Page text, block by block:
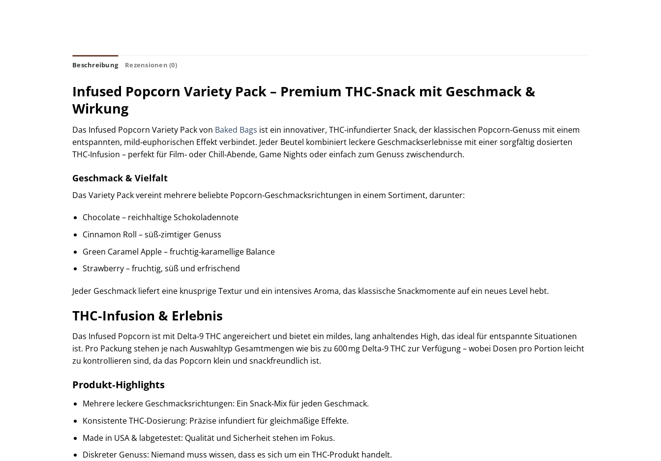
Beschreibung Rezensionen (0)
Infused Popcorn Variety Pack – Premium THC‑Snack mit Geschmack &
Wirkung
Das Infused Popcorn Variety Pack von Baked Bags ist ein innovativer, THC‑infundierter Snack, der klassischen Popcorn‑Genuss mit einem
entspannten, mild‑euphorischen Effekt verbindet. Jeder Beutel kombiniert leckere Geschmackserlebnisse mit einer sorgfältig dosierten
THC‑Infusion – perfekt für Film‑ oder Chill‑Abende, Game Nights oder einfach zum Genuss zwischendurch.
Geschmack & Vielfalt
Das Variety Pack vereint mehrere beliebte Popcorn‑Geschmacksrichtungen in einem Sortiment, darunter:
Chocolate – reichhaltige Schokoladennote
Cinnamon Roll – süß‑zimtiger Genuss
Green Caramel Apple – fruchtig‑karamellige Balance
Strawberry – fruchtig, süß und erfrischend
Jeder Geschmack liefert eine knusprige Textur und ein intensives Aroma, das klassische Snackmomente auf ein neues Level hebt.
THC‑Infusion & Erlebnis
Das Infused Popcorn ist mit Delta‑9 THC angereichert und bietet ein mildes, lang anhaltendes High, das ideal für entspannte Situationen
ist. Pro Packung stehen je nach Auswahltyp Gesamtmengen wie bis zu 600 mg Delta‑9 THC zur Verfügung – wobei Dosen pro Portion leicht
zu kontrollieren sind, da das Popcorn klein und snackfreundlich ist.
Produkt‑Highlights
Mehrere leckere Geschmacksrichtungen: Ein Snack‑Mix für jeden Geschmack.
Konsistente THC‑Dosierung: Präzise infundiert für gleichmäßige Effekte.
Made in USA & labgetestet: Qualität und Sicherheit stehen im Fokus.
Diskreter Genuss: Niemand muss wissen, dass es sich um ein THC‑Produkt handelt.